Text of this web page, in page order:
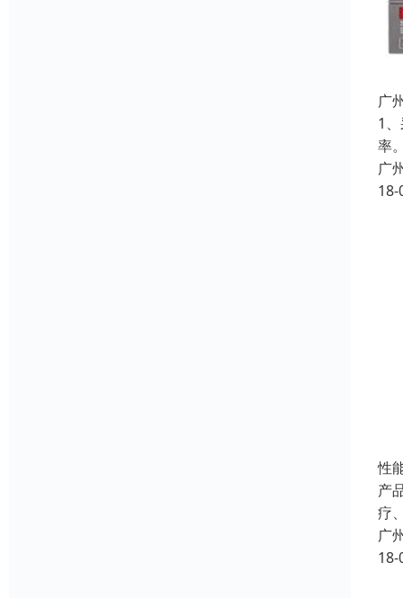
广
1
率
广
18-
性
产
疗
广
18-